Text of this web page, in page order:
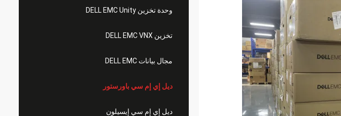
وحدة تخزين DELL EMC Unity
تخزين DELL EMC VNX
مجال بيانات DELL EMC
ديل إي إم سي باورستور
ديل إي إم سي إيسيلون